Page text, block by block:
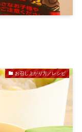
お召し上がり方／レシピ